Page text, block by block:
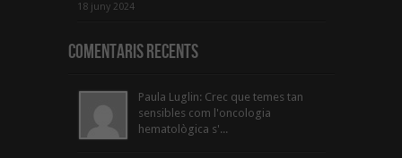
18 juny 2024
Comentaris Recents
Paula Luglin: Crec que temes tan
sensibles com l'oncologia
hematològica s'...